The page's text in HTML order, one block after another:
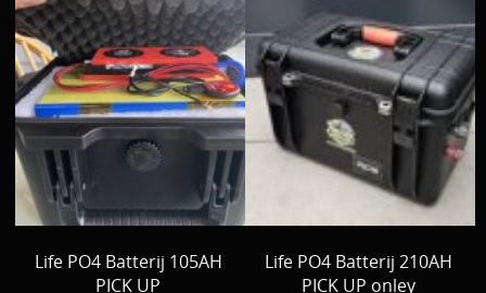
Life PO4 Batterij 105AH
PICK UP
Life PO4 Batterij 210AH
PICK UP onley